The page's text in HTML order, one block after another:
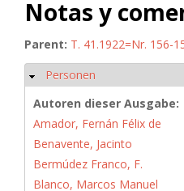
Notas y
Parent: T. 41.1922=Nr. 156-
Hide
Personen
Autoren dieser Ausgabe:
Amador, Fernán Félix de
Benavente, Jacinto
Bermúdez Franco, F.
Blanco, Marcos Manuel